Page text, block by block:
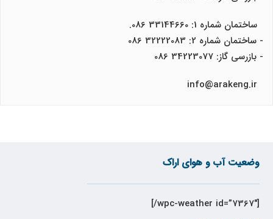
ساختمان شماره 1: 33144660 086.
- ساختمان شماره 2: 32222083 086
- بازرسی گاز: 34223077 086
وضعیت آب و هوای اراک
[wpc-weather id=”7367″/]